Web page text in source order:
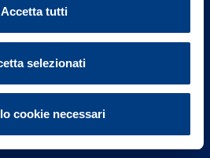
Accetta tutti
selezionati
cookie necessari